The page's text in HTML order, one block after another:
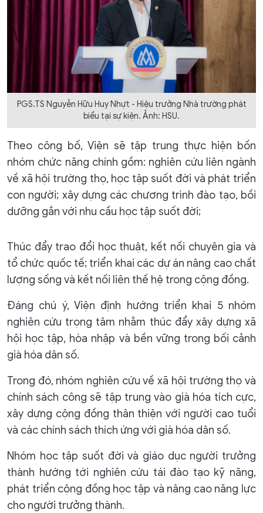
PGS.TS Nguyễn Hữu Huy Nhựt - Hiệu trưởng Nhà trường phát
biểu tại sự kiện. Ảnh: HSU.
Theo công bố, Viện sẽ tập trung thực hiện bốn
nhóm chức năng chính gồm: nghiên cứu liên ngành
về xã hội trường thọ, học tập suốt đời và phát triển
con người; xây dựng các chương trình đào tạo, bồi
dưỡng gắn với nhu cầu học tập suốt đời;
Thúc đẩy trao đổi học thuật, kết nối chuyên gia và
tổ chức quốc tế; triển khai các dự án nâng cao chất
lượng sống và kết nối liên thế hệ trong cộng đồng.
Đáng chú ý, Viện định hướng triển khai 5 nhóm
nghiên cứu trọng tâm nhằm thúc đẩy xây dựng xã
hội học tập, hòa nhập và bền vững trong bối cảnh
già hóa dân số.
Trong đó, nhóm nghiên cứu về xã hội trường thọ và
chính sách công sẽ tập trung vào già hóa tích cực,
xây dựng cộng đồng thân thiện với người cao tuổi
và các chính sách thích ứng với già hóa dân số.
Nhóm học tập suốt đời và giáo dục người trưởng
thành hướng tới nghiên cứu tái đào tạo kỹ năng,
phát triển cộng đồng học tập và nâng cao năng lực
cho người trưởng thành.